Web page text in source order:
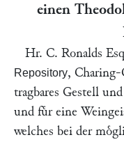
einen
Hr. C. Ronalds
Repository, Charing-
tragbares Gestell
und fuͤr eine
welches bei der